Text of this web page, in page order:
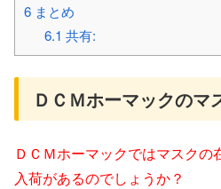
6 まとめ
6.1 共有:
ＤＣＭホーマックのマ
ＤＣＭホーマックではマスクの
入荷があるのでしょうか？